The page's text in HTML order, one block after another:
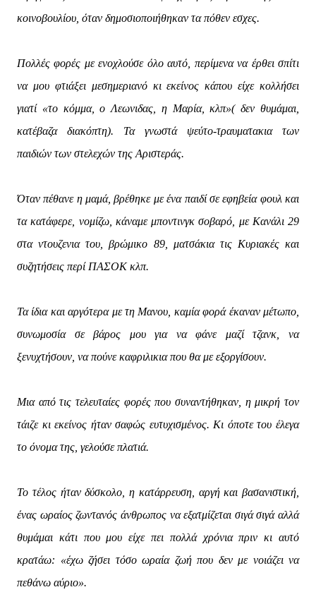
κοινοβουλίου, όταν δημοσιοποιήθηκαν τα πόθεν εσχες.
Πολλές φορές με ενοχλούσε όλο αυτό, περίμενα να έρθει σπίτι
να μου φτιάξει μεσημεριανό κι εκείνος κάπου είχε κολλήσει
γιατί «το κόμμα, ο Λεωνιδας, η Μαρία, κλπ»( δεν θυμάμαι,
κατέβαζα διακόπτη). Τα γνωστά ψεύτο-τραυματακια των
παιδιών των στελεχών της Αριστεράς.
Όταν πέθανε η μαμά, βρέθηκε με ένα παιδί σε εφηβεία φουλ και
τα κατάφερε, νομίζω, κάναμε μποντινγκ σοβαρό, με Κανάλι 29
στα ντουζενια του, βρώμικο 89, ματσάκια τις Κυριακές και
συζητήσεις περί ΠΑΣΟΚ κλπ.
Τα ίδια και αργότερα με τη Μανου, καμία φορά έκαναν μέτωπο,
συνωμοσία σε βάρος μου για να φάνε μαζί τζανκ, να
ξενυχτήσουν, να πούνε καφριλικια που θα με εξοργίσουν.
Μια από τις τελευταίες φορές που συναντήθηκαν, η μικρή τον
τάιζε κι εκείνος ήταν σαφώς ευτυχισμένος. Κι όποτε του έλεγα
το όνομα της, γελούσε πλατιά.
Το τέλος ήταν δύσκολο, η κατάρρευση, αργή και βασανιστική,
ένας ωραίος ζωντανός άνθρωπος να εξατμίζεται σιγά σιγά αλλά
θυμάμαι κάτι που μου είχε πει πολλά χρόνια πριν κι αυτό
κρατάω: «έχω ζήσει τόσο ωραία ζωή που δεν με νοιάζει να
πεθάνω αύριο».